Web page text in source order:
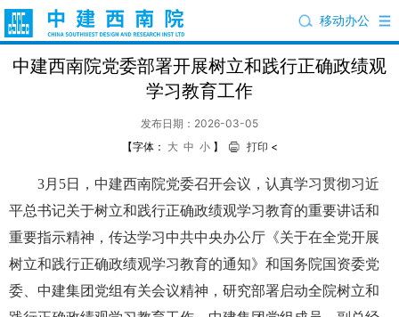
移动办公
中建西南院党委部署开展树立和践行正确政绩观
学习教育工作
发布日期：2026-03-05
【字体： 大 中 小 】 打印 <
3月5日，中建西南院党委召开会议，认真学习贯彻习近
平总书记关于树立和践行正确政绩观学习教育的重要讲话和
重要指示精神，传达学习中共中央办公厅《关于在全党开展
树立和践行正确政绩观学习教育的通知》和国务院国资委党
委、中建集团党组有关会议精神，研究部署启动全院树立和